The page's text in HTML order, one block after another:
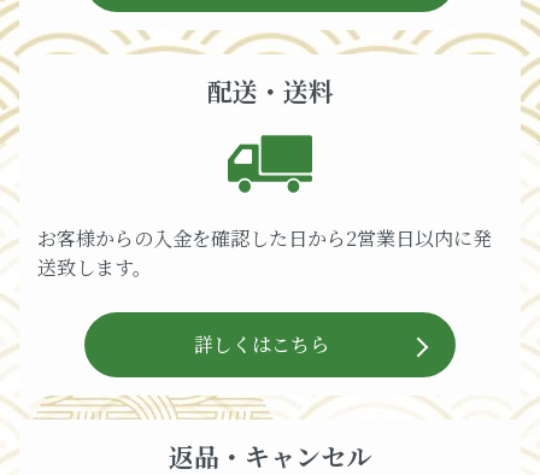
配送・送料
お客様からの入金を確認した日から2営業日以内に発
送致します。
詳しくはこちら
返品・キャンセル